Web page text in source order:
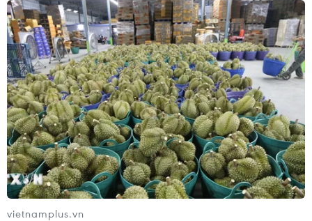
Đồng Bằng Bắc Bộ và các tỉnh từ Thanh Hóa đến Phú
Yên với nền nhiệt độ cao nhất trong ngày phổ biến
khoảng 35-38 độ C, có nơi trên 38 độ C.
vietnamplus.vn